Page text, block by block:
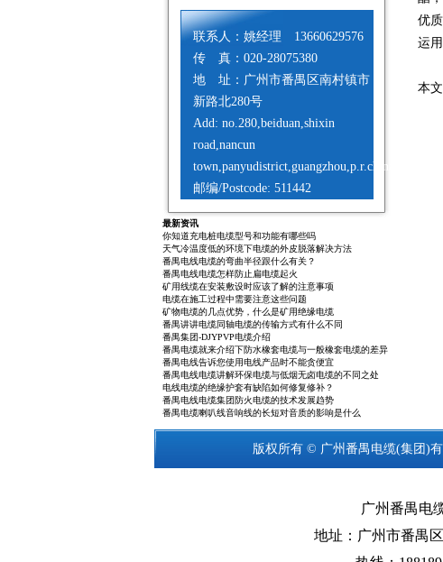
联系人：姚经理 13660629576
传 真：020-28075380
地 址：广州市番禺区南村镇市
新路北280号
Add: no.280,beiduan,shixin
road,nancun
town,panyudistrict,guangzhou,p.r.china
邮编/Postcode: 511442
最新资讯
你知道充电桩电缆型号和功能有哪些吗
天气冷温度低的环境下电缆的外皮脱落解决方法
番禺电线电缆的弯曲半径跟什么有关？
番禺电线电缆怎样防止扁电缆起火
矿用线缆在安装敷设时应该了解的注意事项
电缆在施工过程中需要注意这些问题
矿物电缆的几点优势，什么是矿用绝缘电缆
番禺讲讲电缆同轴电缆的传输方式有什么不同
番禺集团-DJYPVP电缆介绍
番禺电缆就来介绍下防水橡套电缆与一般橡套电缆的差异
番禺电线告诉您使用电线产品时不能贪便宜
番禺电线电缆讲解环保电缆与低烟无卤电缆的不同之处
电线电缆的绝缘护套有缺陷如何修复修补？
番禺电线电缆集团防火电缆的技术发展趋势
番禺电缆喇叭线音响线的长短对音质的影响是什么
优
运
本
版权所有 © 广州 番禺电缆(集团)
广州番禺电
地址：广州市番禺